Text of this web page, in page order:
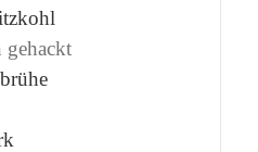
gehackt